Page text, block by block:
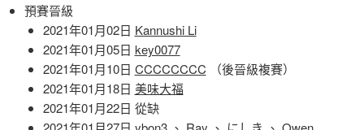
名
單〉
預賽晉級
2021年01月02日 Kannushi Li
2021年01月05日 key0077
2021年01月10日 CCCCCCCC （後晉級複賽）
2021年01月18日 美味大福
2021年01月22日 從缺